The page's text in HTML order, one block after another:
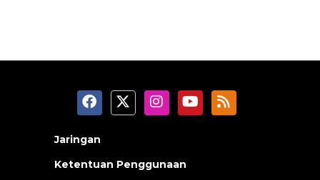
Jaringan
Ketentuan Penggunaan